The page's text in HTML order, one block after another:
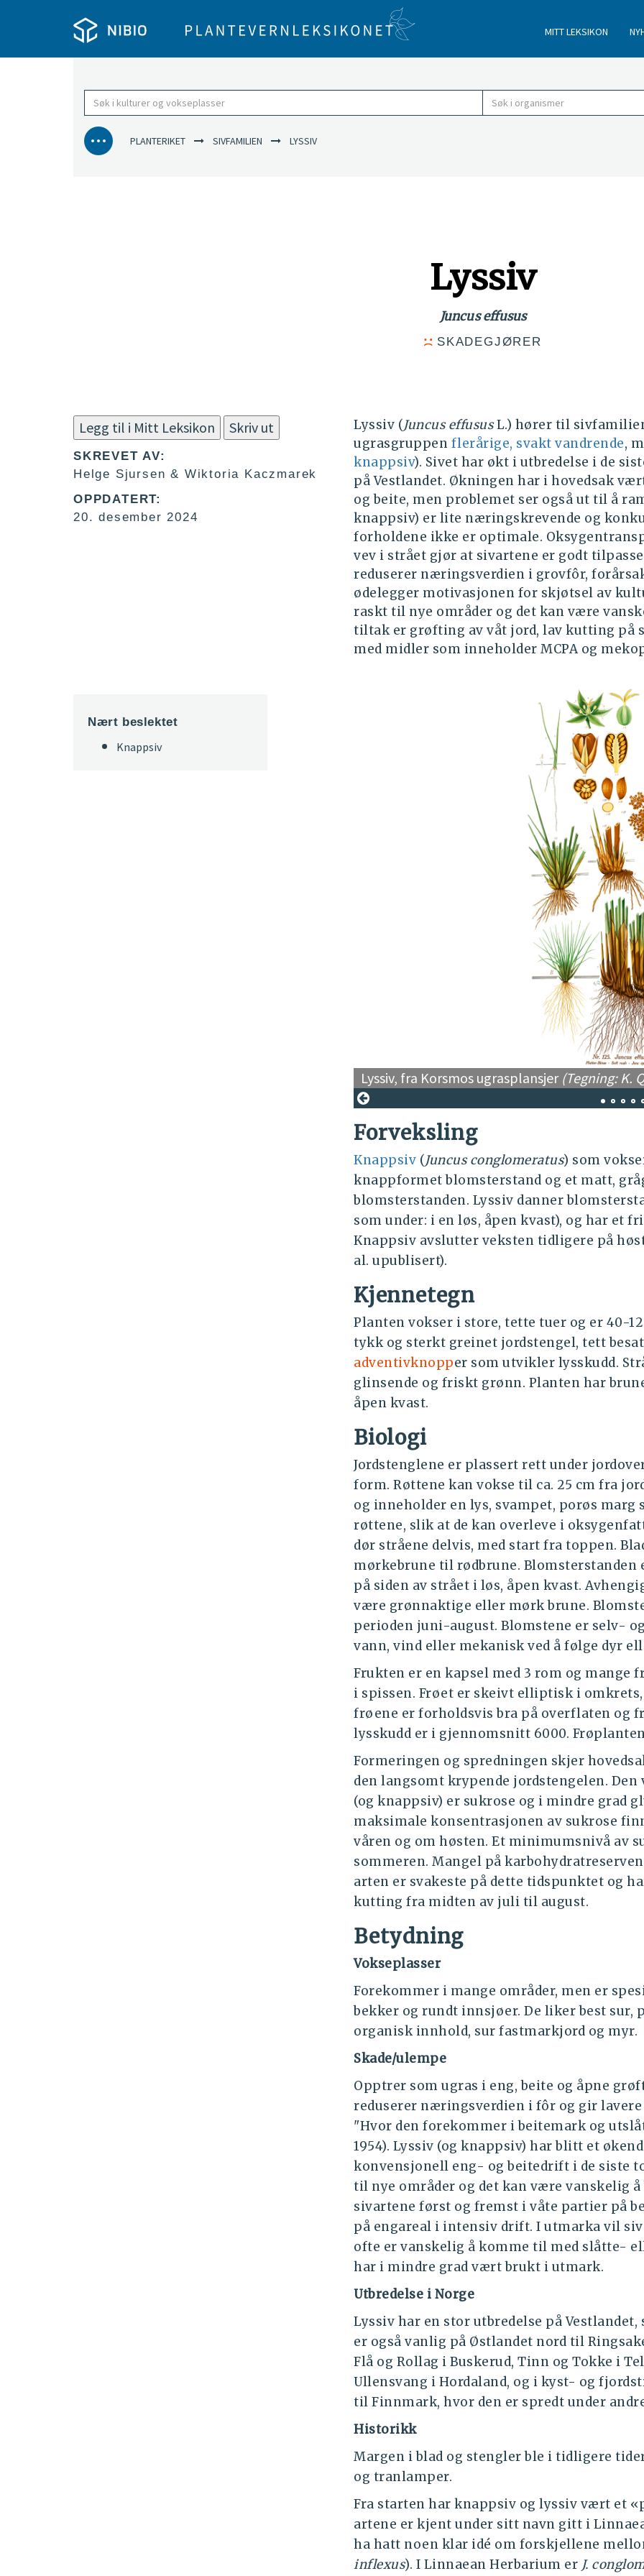
MITT LEKSIKON
PLANTERIKET SIVFAMILIEN LYSSIV
Lyssiv
Juncus effusus
SKADEGJØRER
Legg til i Mitt Leksikon Skriv ut
SKREVET AV:
Helge Sjursen & Wiktoria Kaczmarek
OPPDATERT:
20. desember 2024
Lyssiv (Juncus effususL.) hører til
ugrasgruppen flerårige, svakt vandrende,
knappsiv). Sivet har økt i utbredelse i de
på Vestlandet. Økningen har i hovedsak
og beite, men problemet ser også ut til å
knappsiv) er lite næringskrevende og
forholdene ikke er optimale.
vev i strået gjør at sivartene er godt
reduserer næringsverdien i grovfôr,
ødelegger motivasjonen for skjøtsel av
raskt til nye områder og det kan være
tiltak er grøfting av våt jord, lav kutting på
med midler som inneholder MCPA og
Lyssiv, fra Korsmos ugrasplansjer (Tegning: K.
Forveksling
Knappsiv (Juncus conglomeratus) som
knappformet blomsterstand og et matt,
blomsterstanden. Lyssiv danner
som under: i en løs, åpen kvast), og har et
Knappsiv avslutter veksten tidligere på
al. upublisert).
Kjennetegn
Planten vokser i store, tette tuer og er 40-
tykk og sterkt greinet jordstengel, tett
adventivknopper som utvikler lysskudd.
glinsende og friskt grønn. Planten har
åpen kvast.
Biologi
Jordstenglene er plassert rett under
form. Røttene kan vokse til ca. 25 cm fra
og inneholder en lys, svampet, porøs
røttene, slik at de kan overleve i
dør stråene delvis, med start fra toppen.
mørkebrune til rødbrune. Blomsterstanden
på siden av strået i løs, åpen kvast.
være grønnaktige eller mørk brune.
perioden juni-august. Blomstene er selv-
vann, vind eller mekanisk ved å følge dyr
Frukten er en kapsel med 3 rom og mange
i spissen. Frøet er skeivt elliptisk i
frøene er forholdsvis bra på overflaten og
lysskudd er i gjennomsnitt 6000.
Formeringen og spredningen skjer
den langsomt krypende jordstengelen.
(og knappsiv) er sukrose og i mindre grad
maksimale konsentrasjonen av sukrose
våren og om høsten. Et minimumsnivå av
sommeren. Mangel på
arten er svakeste på dette tidspunktet og
kutting fra midten av juli til august.
Betydning
Vokseplasser
Forekommer i mange områder, men er
bekker og rundt innsjøer. De liker best sur,
organisk innhold, sur fastmarkjord og myr.
Skade/ulempe
Opptrer som ugras i eng, beite og åpne
reduserer næringsverdien i fôr og gir
"Hvor den forekommer i beitemark og
1954). Lyssiv (og knappsiv) har blitt et
konvensjonell eng- og beitedrift i de siste
til nye områder og det kan være vanskelig
sivartene først og fremst i våte partier på
på engareal i intensiv drift. I utmarka vil
ofte er vanskelig å komme til med slåtte-
har i mindre grad vært brukt i utmark.
Utbredelse i Norge
Lyssiv har en stor utbredelse på
er også vanlig på Østlandet nord til
Flå og Rollag i Buskerud, Tinn og Tokke i
Ullensvang i Hordaland, og i kyst- og
til Finnmark, hvor den er spredt under
Historikk
Margen i blad og stengler ble i tidligere
og tranlamper.
Fra starten har knappsiv og lyssiv vært et
artene er kjent under sitt navn gitt i
ha hatt noen klar idé om forskjellene
inflexus). I Linnaean Herbarium er J.
Nært beslektet
Knappsiv